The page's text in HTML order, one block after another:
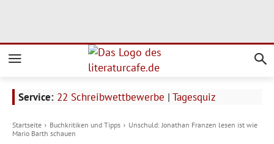
Service: 22 Schreibwettbewerbe | Tagesquiz
Startseite Buchkritiken und Tipps
Unschuld: Jonathan Franzen lesen ist wie
Mario Barth schauen